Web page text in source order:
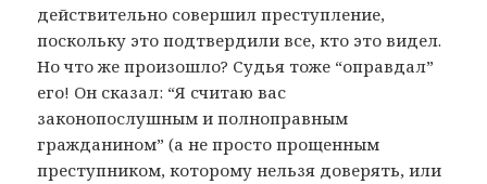
действительно совершил преступление,
поскольку это подтвердили все, кто это видел.
Но что же произошло? Судья тоже “оправдал”
его! Он сказал: “Я считаю вас
законопослушным и полноправным
гражданином” (а не просто прощенным
преступником, которому нельзя доверять, или